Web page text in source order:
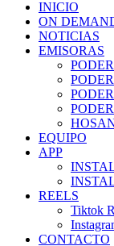
INICIO
ON
NOTICIAS
EMISORAS
EQUIPO
APP
REELS
Tiktok
CONTACTO